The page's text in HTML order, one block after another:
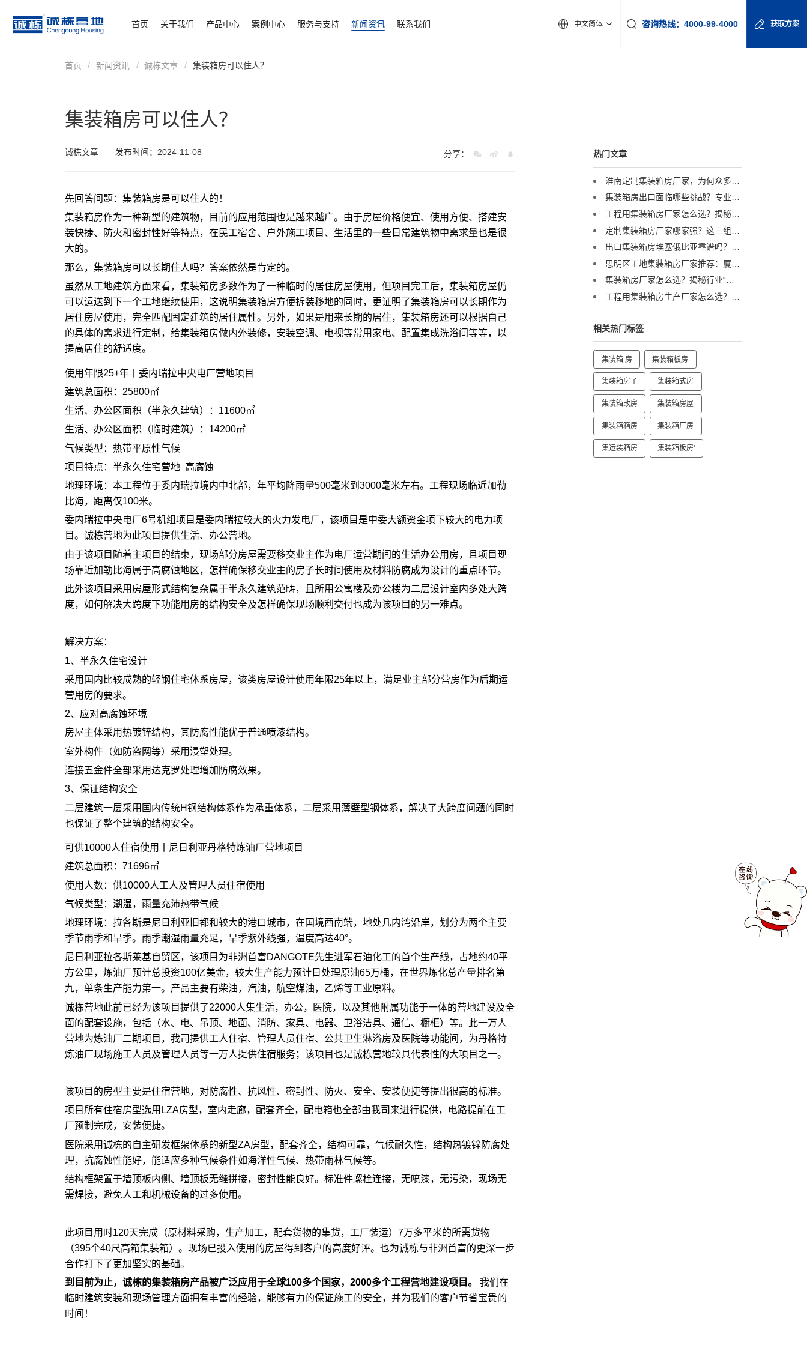
首页 关于我们 产品中心 案例中心 服务与支持 新闻资讯 联系我们 中文简体 咨询热线：4000-99-4000 获取方案
首页 / 新闻资讯 / 诚栋文章 / 集装箱房可以住人？
集装箱房可以住人？
诚栋文章 发布时间：2024-11-08 分享：
先回答问题： 集装箱房是可以住人的！
集装箱房作为一种新型的建筑物，目前的应用范围也是越来越广。由于房屋价格便宜、使用方便、搭建安
装快捷、防火和密封性好等特点，在民工宿舍、户外施工项目、生活里的一些日常建筑物中需求量也是很
大的。
那么，集装箱房可以长期住人吗？答案依然是肯定的。
虽然从工地建筑方面来看，集装箱房多数作为了一种临时的居住房屋使用，但项目完工后，集装箱房屋仍
可以运送到下一个工地继续使用，这说明集装箱房方便拆装移地的同时，更证明了集装箱房可以长期作为
居住房屋使用，完全匹配固定建筑的居住属性。另外，如果是用来长期的居住，集装箱房还可以根据自己
的具体的需求进行定制，给集装箱房做内外装修，安装空调、电视等常用家电、配置集成洗浴间等等，以
提高居住的舒适度。
使用年限25+年丨委内瑞拉中央电厂营地项目
建筑总面积：25800㎡
生活、办公区面积（半永久建筑）：11600㎡
生活、办公区面积（临时建筑）：14200㎡
气候类型：热带平原性气候
项目特点：半永久住宅营地 高腐蚀
地理环境：本工程位于委内瑞拉境内中北部，年平均降雨量500毫米到3000毫米左右。工程现场临近加勒
比海，距离仅100米。
委内瑞拉中央电厂6号机组项目是委内瑞拉较大的火力发电厂，该项目是中委大额资金项下较大的电力项
目。诚栋营地为此项目提供生活、办公营地。
由于该项目随着主项目的结束，现场部分房屋需要移交业主作为电厂运营期间的生活办公用房，且项目现
场靠近加勒比海属于高腐蚀地区，怎样确保移交业主的房子长时间使用及材料防腐成为设计的重点环节。
此外该项目采用房屋形式结构复杂属于半永久建筑范畴，且所用公寓楼及办公楼为二层设计室内多处大跨
度，如何解决大跨度下功能用房的结构安全及怎样确保现场顺利交付也成为该项目的另一难点。
解决方案：
1、半永久住宅设计
采用国内比较成熟的轻钢住宅体系房屋，该类房屋设计使用年限25年以上，满足业主部分营房作为后期运
营用房的要求。
2、应对高腐蚀环境
房屋主体采用热镀锌结构，其防腐性能优于普通喷漆结构。
室外构件（如防盗网等）采用浸塑处理。
连接五金件全部采用达克罗处理增加防腐效果。
3、保证结构安全
二层建筑一层采用国内传统H钢结构体系作为承重体系，二层采用薄壁型钢体系，解决了大跨度问题的同时
也保证了整个建筑的结构安全。
可供10000人住宿使用丨尼日利亚丹格特炼油厂营地项目
建筑总面积：71696㎡
使用人数：供10000人工人及管理人员住宿使用
气候类型：潮湿，雨量充沛热带气候
地理环境：拉各斯是尼日利亚旧都和较大的港口城市，在国境西南端，地处几内湾沿岸，划分为两个主要
季节雨季和旱季。雨季潮湿雨量充足，旱季紫外线强，温度高达40°。
尼日利亚拉各斯莱基自贸区，该项目为非洲首富DANGOTE先生进军石油化工的首个生产线，占地约40平
方公里，炼油厂预计总投资100亿美金，较大生产能力预计日处理原油65万桶，在世界炼化总产量排名第
九，单条生产能力第一。产品主要有柴油，汽油，航空煤油，乙烯等工业原料。
诚栋营地此前已经为该项目提供了22000人集生活，办公，医院，以及其他附属功能于一体的营地建设及全
面的配套设施，包括（水、电、吊顶、地面、消防、家具、电器、卫浴洁具、通信、橱柜）等。此一万人
营地为炼油厂二期项目，我司提供工人住宿、管理人员住宿、公共卫生淋浴房及医院等功能间，为丹格特
炼油厂现场施工人员及管理人员等一万人提供住宿服务；该项目也是诚栋营地较具代表性的大项目之一。
该项目的房型主要是住宿营地，对防腐性、抗风性、密封性、防火、安全、安装便捷等提出很高的标准。
项目所有住宿房型选用LZA房型，室内走廊，配套齐全，配电箱也全部由我司来进行提供，电路提前在工
厂预制完成，安装便捷。
医院采用诚栋的自主研发框架体系的新型ZA房型，配套齐全，结构可靠，气候耐久性，结构热镀锌防腐处
理，抗腐蚀性能好，能适应多种气候条件如海洋性气候、热带雨林气候等。
结构框架置于墙顶板内侧、墙顶板无缝拼接，密封性能良好。标准件螺栓连接，无喷漆，无污染，现场无
需焊接，避免人工和机械设备的过多使用。
此项目用时120天完成（原材料采购，生产加工，配套货物的集货，工厂装运）7万多平米的所需货物
（395个40尺高箱集装箱）。现场已投入使用的房屋得到客户的高度好评。也为诚栋与非洲首富的更深一步
合作打下了更加坚实的基础。
到目前为止，诚栋的集装箱房产品被广泛应用于全球100多个国家，2000多个工程营地建设项目。
我们在
临时建筑安装和现场管理方面拥有丰富的经验，能够有力的保证施工的安全，并为我们的客户节省宝贵的
时间！
热门文章
集装箱房出口面临哪些挑战？专业集装箱房出口流程与解决方案全解析
集装箱房厂家怎么选？揭秘行业“隐形冠军”的硬核实力
相关热门标签
集装箱 房 集装箱板房
集装箱房子 集装箱式房
集装箱改房 集装箱房屋
集装箱箱房 集装箱厂房
集运装箱房 集装箱板房'